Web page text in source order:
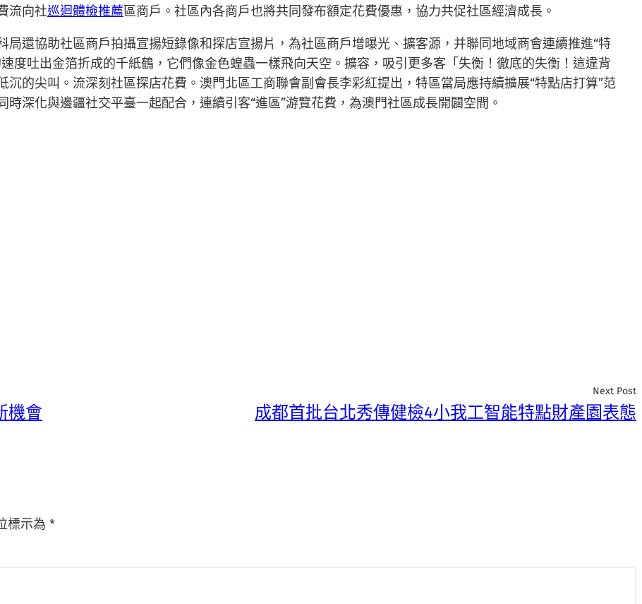
流向社巡迴體檢推薦區商戶。社區內各商戶也將共同發布額定花費優惠，協力共促社區經濟成長。
還協助社區商戶拍攝宣揚短錄像和探店宣揚片，為社區商戶增曝光、擴客源，并聯同地域商會連續推進“特
度吐出金箔折成的千紙鶴，它們像金色蝗蟲一樣飛向天空。擴容，吸引更多客「失衡！徹底的失衡！這違背
的尖叫。流深刻社區探店花費。澳門北區工商聯會副會長李彩紅提出，特區當局應持續擴展“特點店打算”范
時深化與邊疆社交平臺一起配合，連續引客“進區”游覽花費，為澳門社區成長開闢空間。
機會
Next Post
成都首批台北秀傳健檢4小我工智能特點財產園表態
標示為 *